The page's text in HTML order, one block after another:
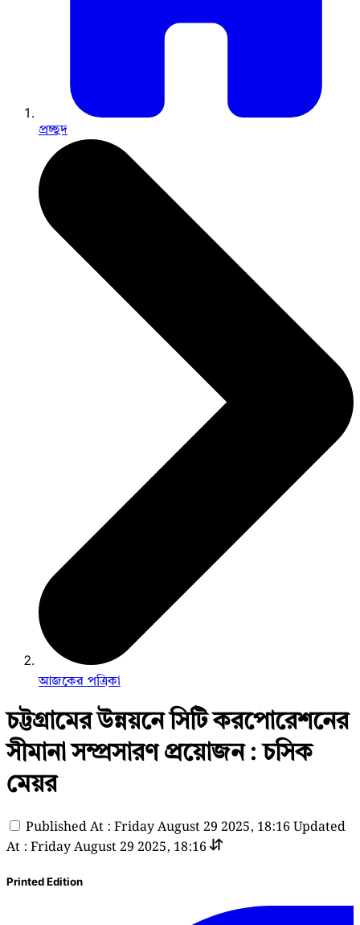
প্রচ্ছদ
আজকের পত্রিকা
চট্টগ্রামের উন্নয়নে সিটি করপোরেশনের
সীমানা সম্প্রসারণ প্রয়োজন : চসিক
মেয়র
Published At : Friday August 29 2025, 18:16 Updated
At : Friday August 29 2025, 18:16
Printed Edition